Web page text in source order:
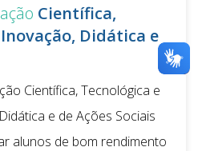
Científica,
Didática e
Científica, Tecnológica e
e de Ações Sociais
alunos de bom rendimento